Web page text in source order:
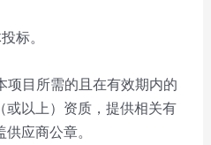
标。
项目所需的且在有效期内的
或以上）资质，提供相关有
应商公章。